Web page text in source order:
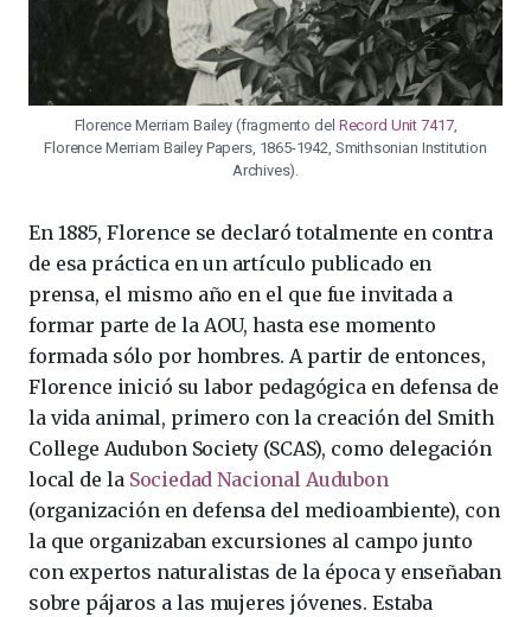
Florence Merriam Bailey (fragmento del Record Unit 7417,
Florence Merriam Bailey Papers, 1865-1942, Smithsonian Institution
Archives).
En 1885, Florence se declaró totalmente en contra
de esa práctica en un artículo publicado en
prensa, el mismo año en el que fue invitada a
formar parte de la AOU, hasta ese momento
formada sólo por hombres. A partir de entonces,
Florence inició su labor pedagógica en defensa de
la vida animal, primero con la creación del Smith
College Audubon Society (SCAS), como delegación
local de la Sociedad Nacional Audubon
(organización en defensa del medioambiente), con
la que organizaban excursiones al campo junto
con expertos naturalistas de la época y enseñaban
sobre pájaros a las mujeres jóvenes. Estaba